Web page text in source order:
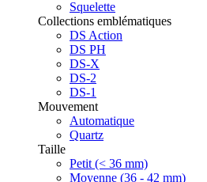
Squelette
Collections emblématiques
DS Action
DS PH
DS-X
DS-2
DS-1
Mouvement
Automatique
Quartz
Taille
Petit (< 36 mm)
Moyenne (36 - 42 mm)